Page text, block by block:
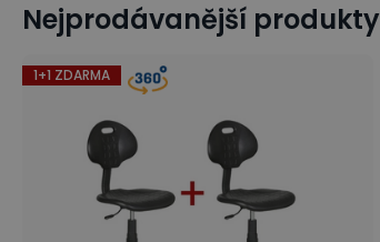
Závěsné háčky a držáky pro EUROPERFO panely
Nejprodávanější produkty
1+1 ZDARMA